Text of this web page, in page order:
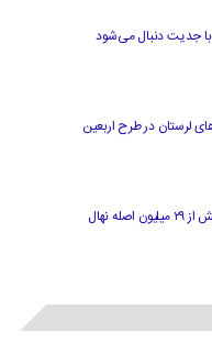
با جدیت دنبال می‌شود
نهال